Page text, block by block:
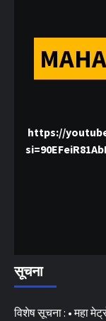
https://
सूचना
विशेष सूचना : • महा